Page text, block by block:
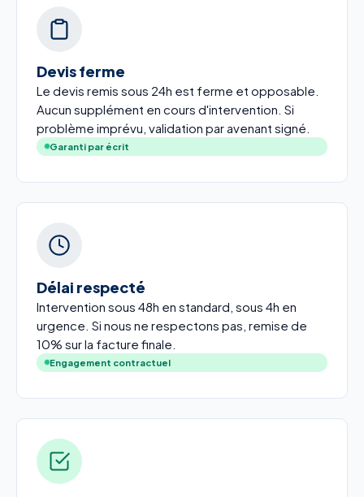
Devis ferme
Le devis remis sous 24h est ferme et opposable.
Aucun supplément en cours d'intervention. Si
problème imprévu, validation par avenant signé.
Garanti par écrit
Délai respecté
Intervention sous 48h en standard, sous 4h en
urgence. Si nous ne respectons pas, remise de
10% sur la facture finale.
Engagement contractuel